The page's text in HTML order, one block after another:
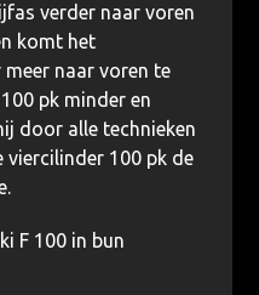
verder naar voren
komt het
naar voren te
pk minder en
door alle technieken
viercilinder 100 pk de